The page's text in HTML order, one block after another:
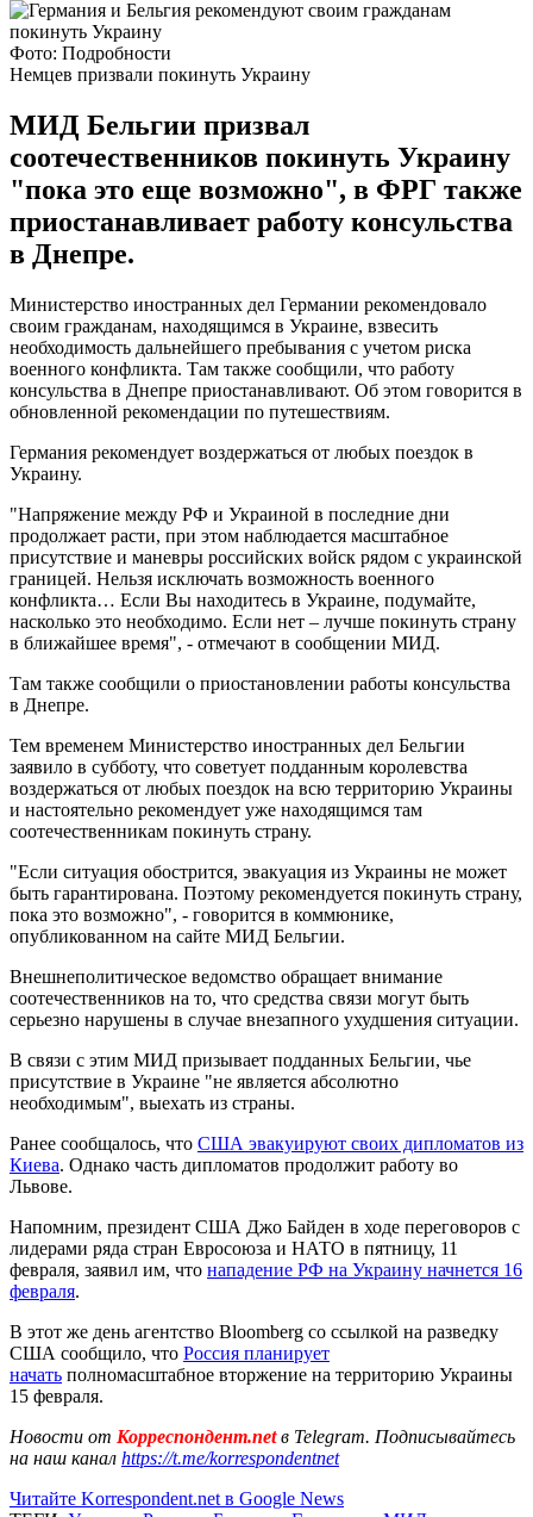
Фото: Подробности
Немцев призвали покинуть Украину
МИД Бельгии призвал
соотечественников покинуть Украину
"пока это еще возможно", в ФРГ также
приостанавливает работу консульства
в Днепре.
Министерство иностранных дел Германии рекомендовало
своим гражданам, находящимся в Украине, взвесить
необходимость дальнейшего пребывания с учетом риска
военного конфликта. Там также сообщили, что работу
консульства в Днепре приостанавливают. Об этом говорится в
обновленной рекомендации по путешествиям.
Германия рекомендует воздержаться от любых поездок в
Украину.
"Напряжение между РФ и Украиной в последние дни
продолжает расти, при этом наблюдается масштабное
присутствие и маневры российских войск рядом с украинской
границей. Нельзя исключать возможность военного
конфликта… Если Вы находитесь в Украине, подумайте,
насколько это необходимо. Если нет – лучше покинуть страну
в ближайшее время", - отмечают в сообщении МИД.
Там также сообщили о приостановлении работы консульства
в Днепре.
Тем временем Министерство иностранных дел Бельгии
заявило в субботу, что советует подданным королевства
воздержаться от любых поездок на всю территорию Украины
и настоятельно рекомендует уже находящимся там
соотечественникам покинуть страну.
"Если ситуация обострится, эвакуация из Украины не может
быть гарантирована. Поэтому рекомендуется покинуть страну,
пока это возможно", - говорится в коммюнике,
опубликованном на сайте МИД Бельгии.
Внешнеполитическое ведомство обращает внимание
соотечественников на то, что средства связи могут быть
серьезно нарушены в случае внезапного ухудшения ситуации.
В связи с этим МИД призывает подданных Бельгии, чье
присутствие в Украине "не является абсолютно
необходимым", выехать из страны.
Ранее сообщалось, что США эвакуируют своих дипломатов из
Киева. Однако часть дипломатов продолжит работу во
Львове.
Напомним, президент США Джо Байден в ходе переговоров с
лидерами ряда стран Евросоюза и НАТО в пятницу, 11
февраля, заявил им, что нападение РФ на Украину начнется 16
февраля.
В этот же день агентство Bloomberg со ссылкой на разведку
США сообщило, что Россия планирует
начать полномасштабное вторжение на территорию Украины
15 февраля.
Новости от Корреспондент.netв Telegram. Подписывайтесь
на наш канал https://t.me/korrespondentnet
Читайте Korrespondent.net в Google News